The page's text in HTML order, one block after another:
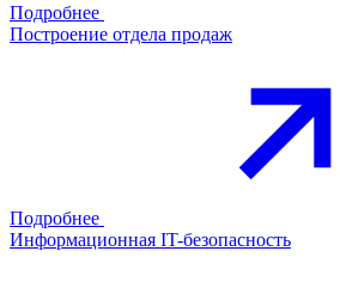
Подробнее
Построение отдела продаж
Подробнее
Информационная IT-безопасность